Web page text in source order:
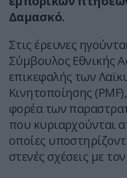
Δαμασκό.
Στις έρευνες
Σύμβουλος Εθνικής
επικεφαλής των
Κινητοποίησης
φορέα των
που κυριαρχούνται
οποίες
στενές σχέσεις με